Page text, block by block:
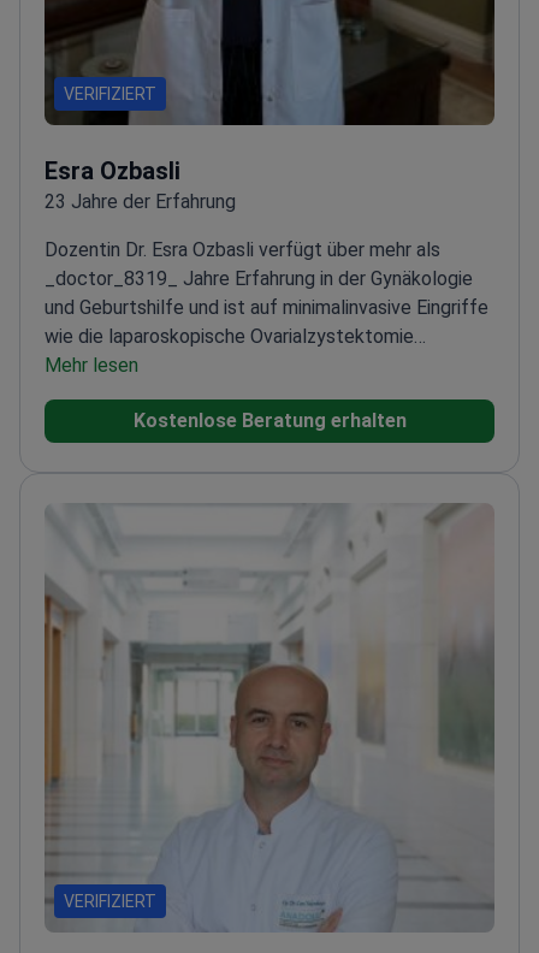
VERIFIZIERT
Esra Ozbasli
23 Jahre der Erfahrung
Dozentin Dr. Esra Ozbasli verfügt über mehr als
_doctor_8319_ Jahre Erfahrung in der Gynäkologie
und Geburtshilfe und ist auf minimalinvasive Eingriffe
wie die laparoskopische Ovarialzystektomie
spezialisiert.
für GenitalästhetikSeit 2013 in robotergestützter
Chirurgie mit dem da Vinci-System
Universität, wo sie zukünftige Gynäkologen
ausbildete
Fortgeschrittene Ausbildung in
Mehr lesen
Kostenlose Beratung erhalten
VERIFIZIERT